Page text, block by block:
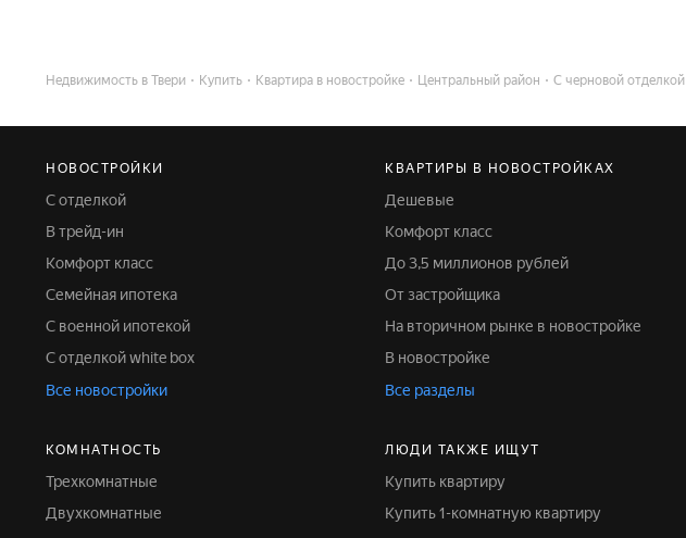
Недвижимость в Твери Купить Квартира в новостройке Центральный район С черновой отделкой
НОВОСТРОЙКИ
С отделкой
В трейд-ин
Комфорт класс
Семейная ипотека
С военной ипотекой
С отделкой white box
Все новостройки
КВАРТИРЫ В НОВОСТРОЙКАХ
Дешевые
Комфорт класс
До 3,5 миллионов рублей
От застройщика
На вторичном рынке в новостройке
В новостройке
Все разделы
КОМНАТНОСТЬ
Трехкомнатные
Двухкомнатные
ЛЮДИ ТАКЖЕ ИЩУТ
Купить квартиру
Купить 1-комнатную квартиру